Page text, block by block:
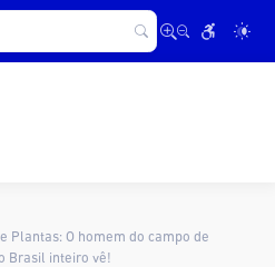
Plantas: O homem do campo de
Brasil inteiro vê!